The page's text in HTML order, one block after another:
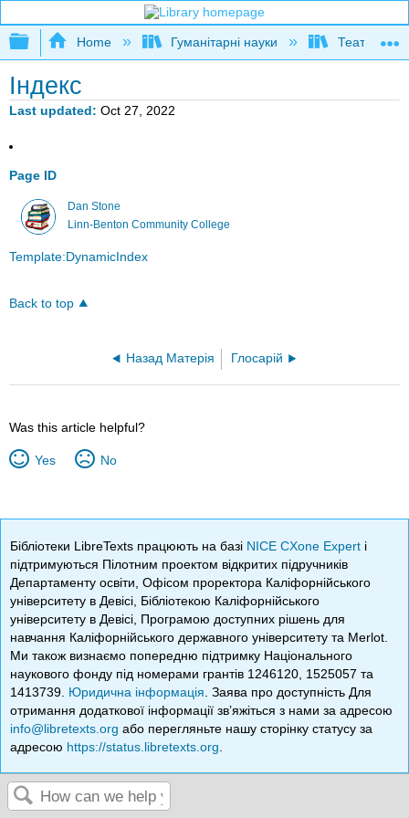
Expand/collapse global hierarchy
Home Гуманітарні науки Театр і кіно
Індекс
Last updated Oct 27, 2022
Page ID
Dan Stone
Linn-Benton Community College
Template:DynamicIndex
Back to top
Назад Матерія Глосарій
Was this article helpful?
Yes No
Бібліотеки LibreTexts працюють на базі NICE CXone Expert і
підтримуються Пілотним проектом відкритих підручників
Департаменту освіти, Офісом проректора Каліфорнійського
університету в Девісі, Бібліотекою Каліфорнійського
університету в Девісі, Програмою доступних рішень для
навчання Каліфорнійського державного університету та Merlot.
Ми також визнаємо попередню підтримку Національного
наукового фонду під номерами грантів 1246120, 1525057 та
1413739. Юридична інформація . Заява про доступність Для
отримання додаткової інформації зв’яжіться з нами за адресою
info@libretexts.org або перегляньте нашу сторінку статусу за
адресою https://status.libretexts.org